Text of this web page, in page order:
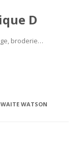
D
broderie…
WATSON